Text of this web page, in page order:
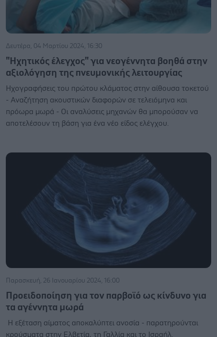
Δευτέρα, 04 Μαρτίου 2024, 16:30
"Ηχητικός έλεγχος" για νεογέννητα βοηθά στην
αξιολόγηση της πνευμονικής λειτουργίας
Ηχογραφήσεις του πρώτου κλάματος στην αίθουσα τοκετού
- Αναζήτηση ακουστικών διαφορών σε τελειόμηνα και
πρόωρα μωρά - Οι αναλύσεις μηχανών θα μπορούσαν να
αποτελέσουν τη βάση για ένα νέο είδος ελέγχου.
Παρασκευή, 26 Ιανουαρίου 2024, 16:00
Προειδοποίηση για τον παρβοϊό ως κίνδυνο για
τα αγέννητα μωρά
Η εξέταση αίματος αποκαλύπτει ανοσία - παρατηρούνται
κρούσματα στην Ελβετία, τη Γαλλία και το Ισραήλ.